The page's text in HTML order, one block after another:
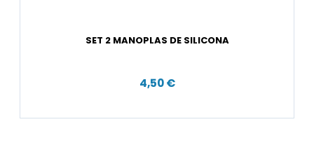
SET 2 MANOPLAS DE SILICONA
4,50 €